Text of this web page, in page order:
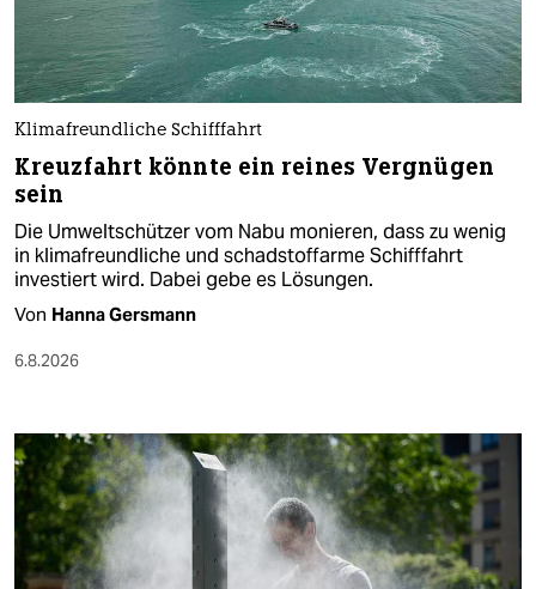
Klimafreundliche Schifffahrt
Kreuzfahrt könnte ein reines Vergnügen
sein
Die Umweltschützer vom Nabu monieren, dass zu wenig
in klimafreundliche und schadstoffarme Schifffahrt
investiert wird. Dabei gebe es Lösungen.
Von Hanna Gersmann
6.8.2026